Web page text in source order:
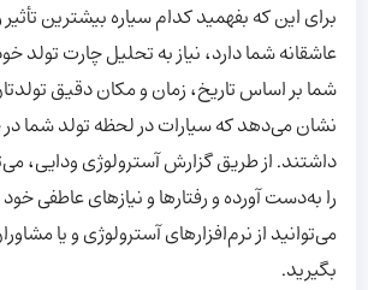
برای این که بفهمید کدام سیاره بیشترین تأثیر
عاشقانه شما دارد، نیاز به تحلیل چارت تولد
شما بر اساس تاریخ، زمان و مکان دقیق
نشان می‌دهد که سیارات در لحظه تولد شما در
داشتند. از طریق گزارش آسترولوژی ودایی،
را به‌دست آورده و رفتارها و نیازهای عاطفی
می‌توانید از نرم‌افزارهای آسترولوژی و یا
بگیرید.